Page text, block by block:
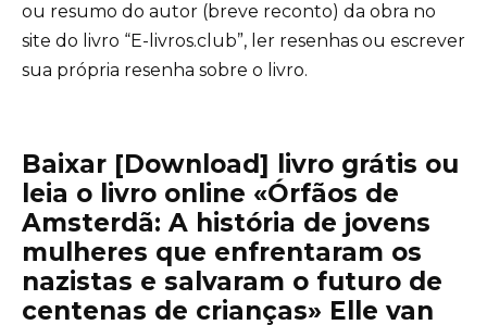
ou resumo do autor (breve reconto) da obra no
site do livro “E-livros.club”, ler resenhas ou escrever
sua própria resenha sobre o livro.
Baixar [Download] livro grátis ou
leia o livro online «Órfãos de
Amsterdã: A história de jovens
mulheres que enfrentaram os
nazistas e salvaram o futuro de
centenas de crianças» Elle van